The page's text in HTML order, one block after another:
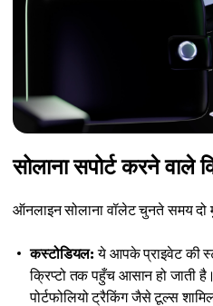
सोलाना सपोर्ट करने वाले
ऑनलाइन सोलाना वॉलेट चुनते समय दो
कस्टोडियल: ये आपके प्राइवेट की
क्रिप्टो तक पहुँच आसान हो जाती
पोर्टफोलियो ट्रैकिंग जैसे टूल्स